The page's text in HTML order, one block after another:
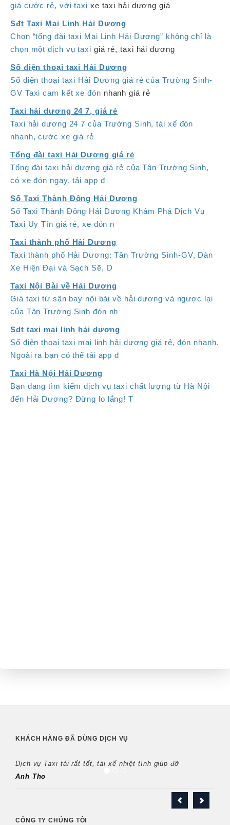
giá cước rẻ, với taxi xe taxi hải dương giá
Sđt Taxi Mai Linh Hải Dương
Chọn “tổng đài taxi Mai Linh Hải Dương” không chỉ là
chọn một dịch vụ taxi giá rẻ, taxi hải dương
Số điện thoại taxi Hải Dương
Số điện thoại taxi Hải Dương giá rẻ của Trường Sinh-
GV Taxi cam kết xe đón nhanhgiá rẻ
Taxi hải dương 24 7, giá rẻ
Taxi hải dương 24 7 của Trường Sinh, tài xế đón
nhanh, cước xe giá rẻ
Tổng đài taxi Hải Dương giá rẻ
Tổng đài taxi hải dương giá rẻ của Tân Trường Sinh,
có xe đón ngay, tải app đ
Số Taxi Thành Đông Hải Dương
Số Taxi Thành Đông Hải Dương Khám Phá Dịch Vụ
Taxi Uy Tín giá rẻ, xe đón n
Taxi thành phố Hải Dương
Taxi thành phố Hải Dương: Tân Trường Sinh-GV, Dàn
Xe Hiện Đại và Sạch Sẽ, D
Taxi Nội Bài về Hải Dương
Giá taxi từ sân bay nội bài về hải dương và ngược lại
của Tân Trường Sinh đón nh
Sdt taxi mai linh hải dương
Số điện thoại taxi mai linh hải dương giá rẻ, đón nhanh.
Ngoài ra bạn có thể tải app đ
Taxi Hà Nội Hải Dương
Bạn đang tìm kiếm dịch vụ taxi chất lượng từ Hà Nội
đến Hải Dương? Đừng lo lắng! T
KHÁCH HÀNG ĐÃ DÙNG DỊCH VỤ
Dịch vụ Taxi tải rất tốt, tài xế nhiệt tình giúp đỡ
Anh Tho
CÔNG TY CHÚNG TÔI